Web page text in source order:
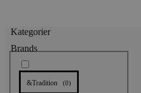
Kategorier
Brands
&Tradition (0)